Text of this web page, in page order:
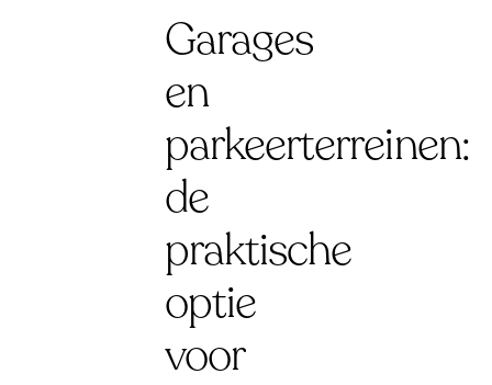
Garages
en
parkeerterreinen:
de
praktische
optie
voor